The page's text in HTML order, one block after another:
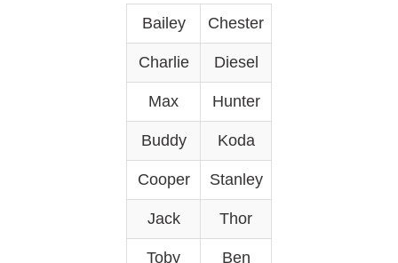
Bailey Chester
Charlie Diesel
Max Hunter
Buddy Koda
Cooper Stanley
Jack Thor
Toby Ben